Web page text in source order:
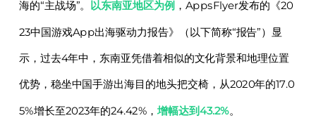
海的“主战场”。 以东南亚地区为例 ，AppsFlyer发布的《20
23中国游戏App出海驱动力报告》（以下简称“报告”）显
示，过去4年中，东南亚凭借着相似的文化背景和地理位置
优势，稳坐中国手游出海目的地头把交椅，从2020年的17.0
5%增长至2023年的24.42%，增幅达到43.2%。